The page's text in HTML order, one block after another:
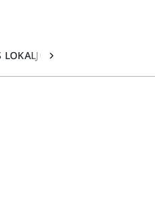
LOKALJOURNALISMUS